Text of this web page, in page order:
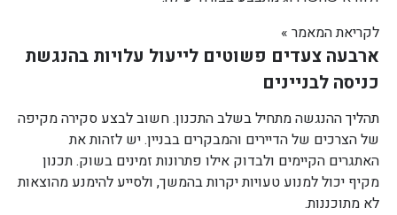
לקריאת המאמר »
ארבעה צעדים פשוטים לייעול עלויות בהנגשת
כניסה לבניינים
תהליך ההנגשה מתחיל בשלב התכנון. חשוב לבצע סקירה מקיפה
של הצרכים של הדיירים והמבקרים בבניין. יש לזהות את
האתגרים הקיימים ולבדוק אילו פתרונות זמינים בשוק. תכנון
מקיף יכול למנוע טעויות יקרות בהמשך, ולסייע להימנע מהוצאות
לא מתוכננות.